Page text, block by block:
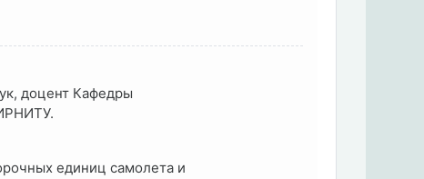
доцент Кафедры
единиц самолета и